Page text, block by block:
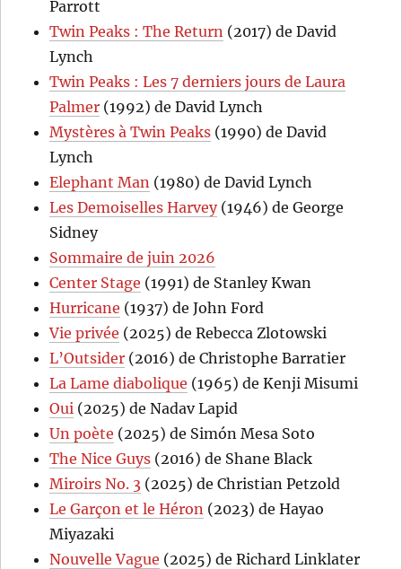
Parrott
Twin Peaks : The Return (2017) de David
Lynch
Twin Peaks : Les 7 derniers jours de Laura
Palmer (1992) de David Lynch
Mystères à Twin Peaks (1990) de David
Lynch
Elephant Man (1980) de David Lynch
Les Demoiselles Harvey(1946) de George
Sidney
Sommaire de juin 2026
Center Stage (1991) de Stanley Kwan
Hurricane (1937) de John Ford
Vie privée (2025) de Rebecca Zlotowski
L’Outsider (2016) de Christophe Barratier
La Lame diabolique (1965) de Kenji Misumi
Oui (2025) de Nadav Lapid
Un poète (2025) de Simón Mesa Soto
The Nice Guys (2016) de Shane Black
Miroirs No. 3 (2025) de Christian Petzold
Le Garçon et le Héron (2023) de Hayao
Miyazaki
Nouvelle Vague (2025) de Richard Linklater